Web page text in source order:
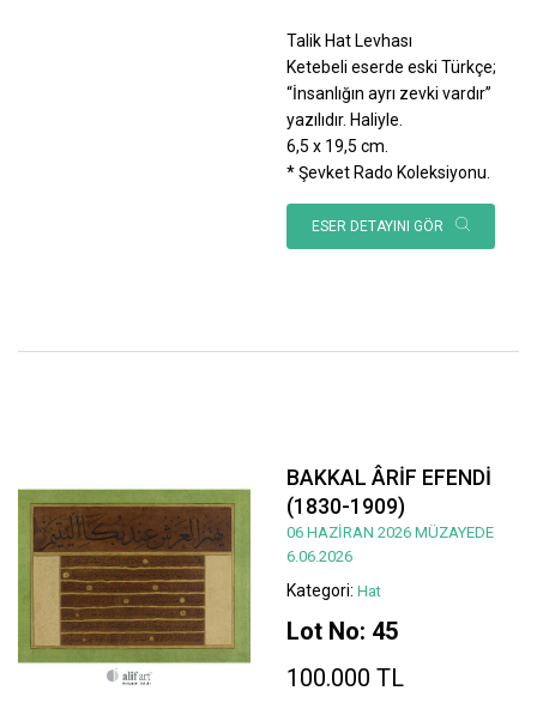
Talik Hat Levhası
Ketebeli eserde eski Türkçe;
“İnsanlığın ayrı zevki vardır”
yazılıdır. Haliyle.
6,5 x 19,5 cm.
* Şevket Rado Koleksiyonu.
ESER DETAYINI GÖR
BAKKAL ÂRİF EFENDİ
(1830-1909)
06 HAZİRAN 2026 MÜZAYEDE
6.06.2026
Kategori: Hat
Lot No: 45
100.000 TL